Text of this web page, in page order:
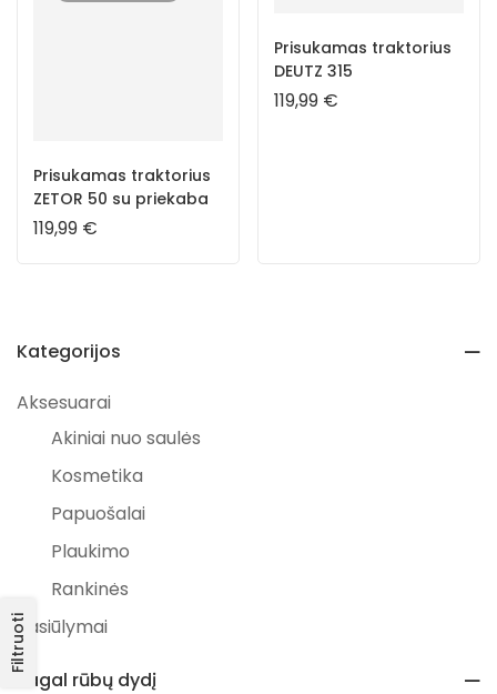
Kategorijos
Aksesuarai
Akiniai nuo saulės
Kosmetika
Papuošalai
Plaukimo
Rankinės
Pasiūlymai
Pagal rūbų dydį
Filtruoti
Prisukamas traktorius
ZETOR 50 su priekaba
119,99 €
Prisukamas traktorius
DEUTZ 315
119,99 €